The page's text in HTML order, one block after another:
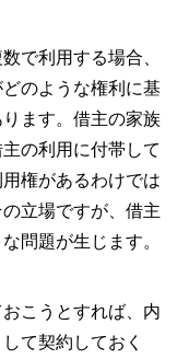
で利用する場合、
のような権利に基
ます。借主の家族
の利用に付帯して
権があるわけでは
立場ですが、借主
問題が生じます。
こうとすれば、内
て契約しておく